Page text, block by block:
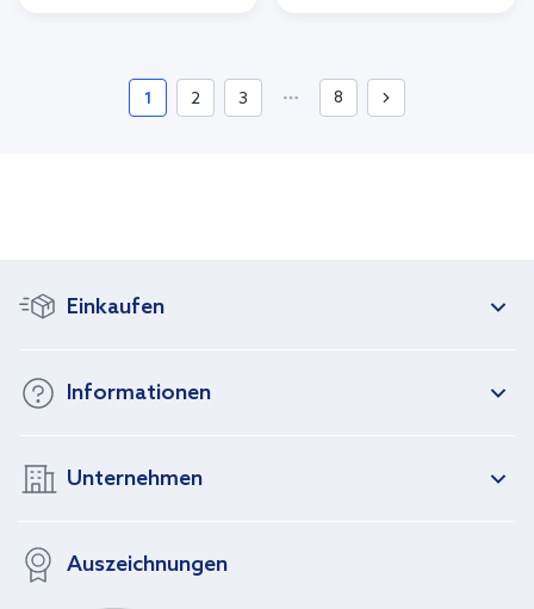
1 2 3 8
Einkaufen
Informationen
Unternehmen
Auszeichnungen